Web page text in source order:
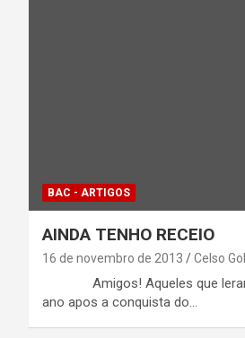
BAC - ARTIGOS
AINDA TENHO RECEIO
16 de novembro de 2013 Celso
Amigos! Aqueles que leram
ano apos a conquista do…